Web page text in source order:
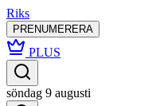
Riks
PRENUMERERA
PLUS
söndag 9 augusti